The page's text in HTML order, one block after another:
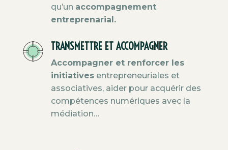
qu’un accompagnement
entreprenarial.
TRANSMETTRE ET ACCOMPAGNER
Accompagner et renforcer les
initiativesentrepreneuriales et
associatives, aider pour acquérir des
compétences numériques avec la
médiation…